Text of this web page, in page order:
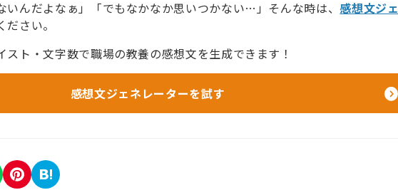
いんだよなぁ」「でもなかなか思いつかない…」そんな時は、感想文ジェ
さい。
スト・文字数で職場の教養の感想文を生成できます！
感想文ジェネレーターを試す